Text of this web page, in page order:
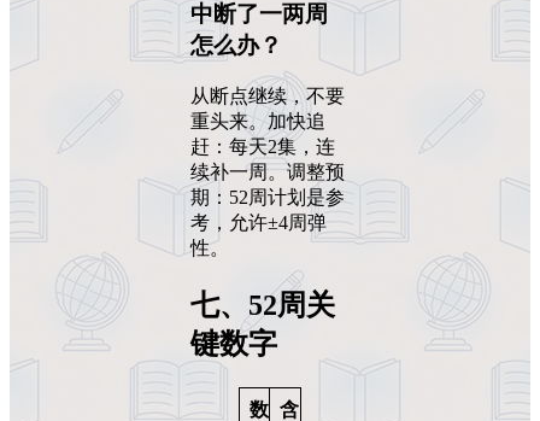
中断了一两周
怎么办？
从断点继续，不要
重头来。加快追
赶：每天2集，连
续补一周。调整预
期：52周计划是参
考，允许±4周弹
性。
七、52周关
键数字
数 含